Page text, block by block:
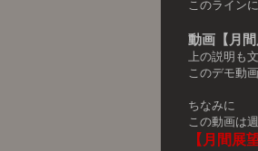
このライン
動画【月間
上の説明も
このデモ動
ちなみに
この動画は
【月間展